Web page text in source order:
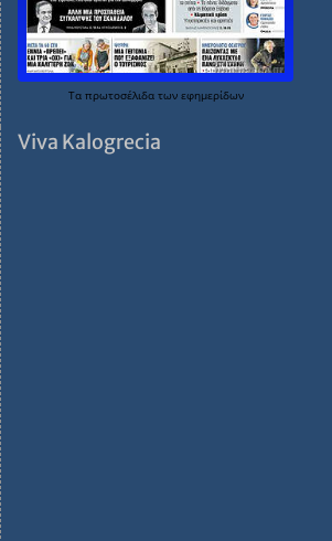
Τα πρωτοσέλιδα των εφημερίδων
Viva Kalogrecia